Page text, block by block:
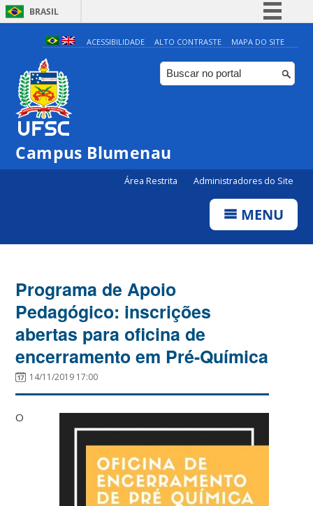
BRASIL
Simplifique!
Comunica BR
Participe
ACESSIBILIDADE ALTO CONTRASTE MAPA DO SITE
Campus Blumenau
Área Restrita Administradores do Site
MENU
Programa de Apoio
Pedagógico: inscrições
abertas para oficina de
encerramento em Pré-Química
14/11/2019 17:00
O